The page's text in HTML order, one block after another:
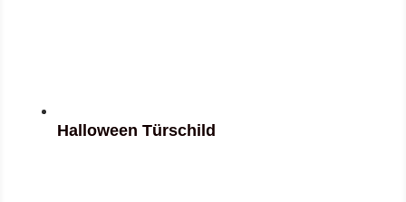
Halloween Türschild